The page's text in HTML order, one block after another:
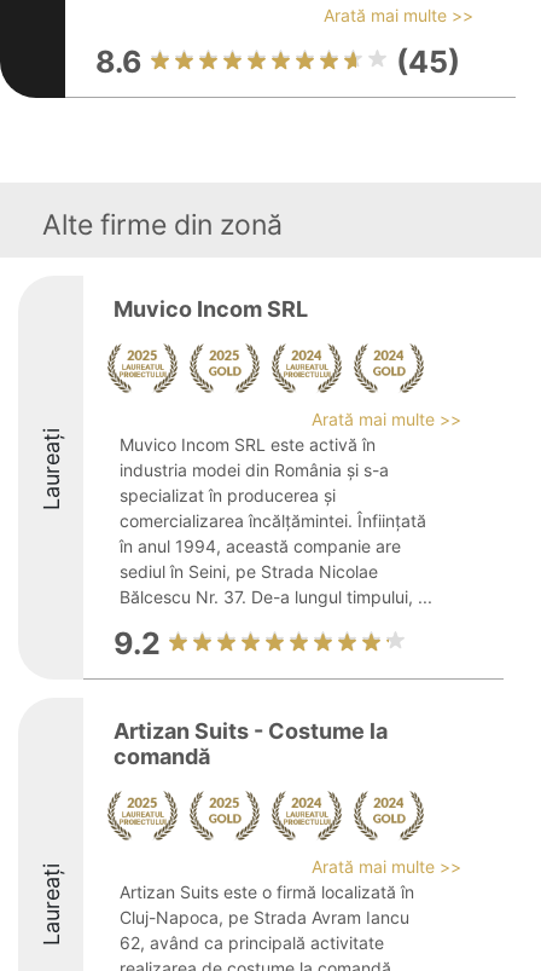
Arată mai multe >>
8.6 (45)
Alte firme din zonă
Laureați
Muvico Incom SRL
Arată mai multe >>
Muvico Incom SRL este activă în
industria modei din România și s-a
specializat în producerea și
comercializarea încălțămintei. Înființată
în anul 1994, această companie are
sediul în Seini, pe Strada Nicolae
Bălcescu Nr. 37. De-a lungul timpului, ...
9.2
Laureați
Artizan Suits - Costume la
comandă
Arată mai multe >>
Artizan Suits este o firmă localizată în
Cluj-Napoca, pe Strada Avram Iancu
62, având ca principală activitate